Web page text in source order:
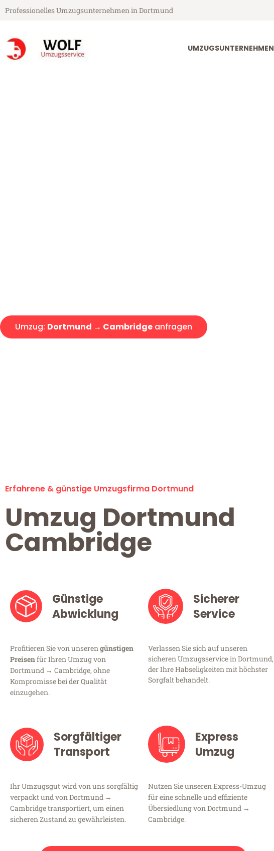
Professionelles Umzugsunternehmen in Dortmund
UMZUGSUNTERNEHMEN
Umzug: Dortmund → Cambridge anfragen
Erfahrene & günstige Umzugsfirma Dortmund
Umzug Dortmund
Cambridge
Günstige
Abwicklung
Profitieren Sie von unserengünstigen
Preisenfür Ihren Umzug von
Dortmund → Cambridge, ohne
Kompromisse bei der Qualität
einzugehen.
Sicherer
Service
Verlassen Sie sich auf unseren
sicheren Umzugsservice in Dortmund,
der Ihre Habseligkeiten mit höchster
Sorgfalt behandelt.
Sorgfältiger
Transport
Ihr Umzugsgut wird von uns sorgfältig
verpackt und von Dortmund →
Cambridge transportiert, um einen
sicheren Zustand zu gewährleisten.
Express
Umzug
Nutzen Sie unseren Express-Umzug
für eine schnelle und effiziente
Übersiedlung von Dortmund →
Cambridge.